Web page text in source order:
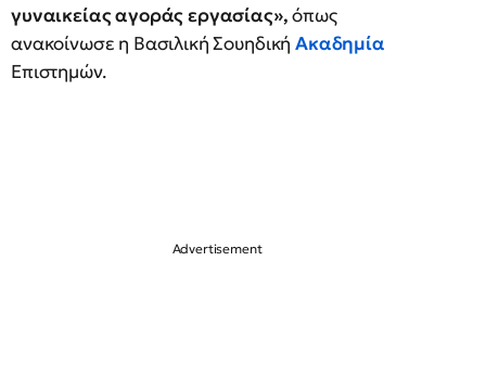
γυναικείας αγοράς εργασίας»,όπως
ανακοίνωσε η Βασιλική ΣουηδικήΑκαδημία
Επιστημών.